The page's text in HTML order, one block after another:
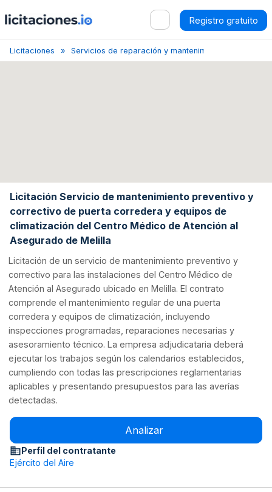
Registro gratuito
Licitaciones Servicios de reparación y mantenimiento de
Licitación Servicio de mantenimiento preventivo y
correctivo de puerta corredera y equipos de
climatización del Centro Médico de Atención al
Asegurado de Melilla
Licitación de un servicio de mantenimiento preventivo y
correctivo para las instalaciones del Centro Médico de
Atención al Asegurado ubicado en Melilla. El contrato
comprende el mantenimiento regular de una puerta
corredera y equipos de climatización, incluyendo
inspecciones programadas, reparaciones necesarias y
asesoramiento técnico. La empresa adjudicataria deberá
ejecutar los trabajos según los calendarios establecidos,
cumpliendo con todas las prescripciones reglamentarias
aplicables y presentando presupuestos para las averías
detectadas.
Analizar
Perfil del contratante
Ejército del Aire